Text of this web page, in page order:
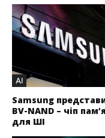
AI
Samsung
BV-NAND – чіп
для ШІ